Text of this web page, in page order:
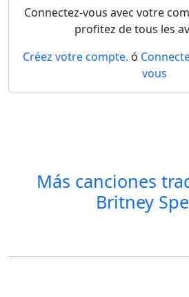
Connectez-vous avec votre
profitez de tous les
Créez votre compte. ó
vous
Más canciones
Britney